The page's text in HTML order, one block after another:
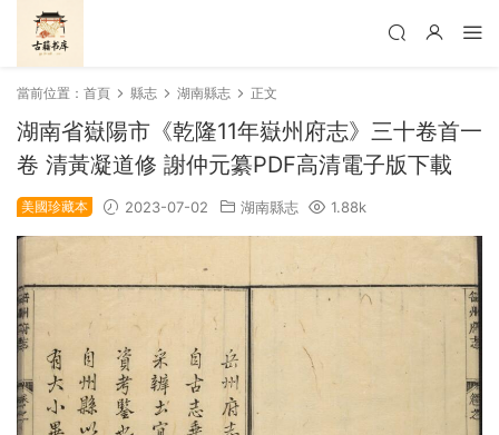
當前位置： 首頁 縣志 湖南縣志 正文
湖南省嶽陽市《乾隆11年嶽州府志》三十卷首一
卷 清黃凝道修 謝仲元纂PDF高清電子版下載
美國珍藏本 2023-07-02 湖南縣志 1.88k